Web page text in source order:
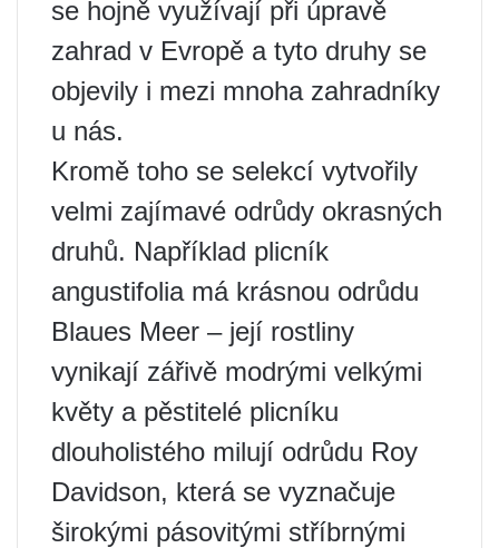
se hojně využívají při úpravě
zahrad v Evropě a tyto druhy se
objevily i mezi mnoha zahradníky
u nás.
Kromě toho se selekcí vytvořily
velmi zajímavé odrůdy okrasných
druhů. Například plicník
angustifolia má krásnou odrůdu
Blaues Meer – její rostliny
vynikají zářivě modrými velkými
květy a pěstitelé plicníku
dlouholistého milují odrůdu Roy
Davidson, která se vyznačuje
širokými pásovitými stříbrnými